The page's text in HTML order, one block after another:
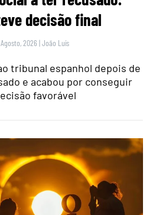
decisão final
2026 |João Luís
tribunal espanhol depois de
e acabou por conseguir
favorável